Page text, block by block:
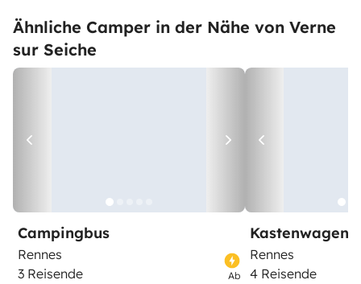
Ähnliche Camper in der Nähe von Verne
sur Seiche
Campingbus
Rennes
3 Reisende
Ab
Kastenwagen
Rennes
4 Reisende